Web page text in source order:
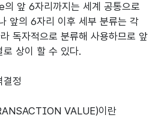
앞 6자리까지는 세계 공통으로
앞의 6자리 이후 세부 분류는 각
독자적으로 분류해 사용하므로 앞
상이 할 수 있다.
정
VALUE)이란